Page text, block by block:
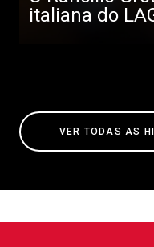
italiana do
VER TODAS AS